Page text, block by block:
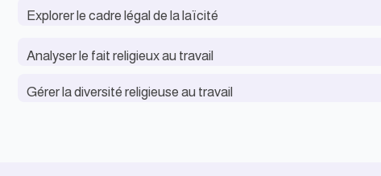
Explorer le cadre légal de la laïcité
Analyser le fait religieux au travail
Gérer la diversité religieuse au travail